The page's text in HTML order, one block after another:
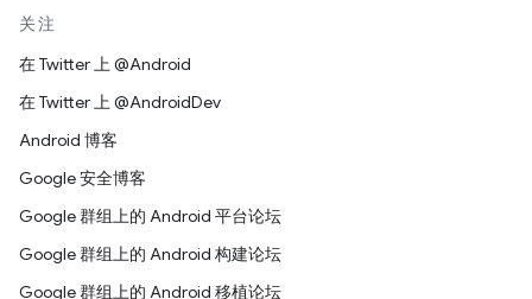
关注
在 Twitter 上 @Android
在 Twitter 上 @AndroidDev
Android 博客
Google 安全博客
Google 群组上的 Android 平台论坛
Google 群组上的 Android 构建论坛
Google 群组上的 Android 移植论坛